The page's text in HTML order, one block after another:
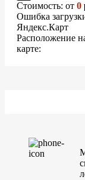
Стоимость: от 0
Ошибка
Яндекс.Карт
Расположение
карте: